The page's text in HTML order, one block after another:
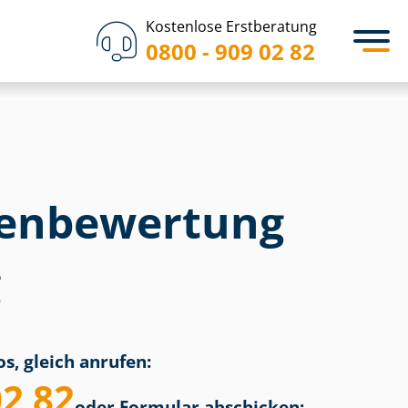
Kostenlose Erstberatung
0800 - 909 02 82
gleich anrufen: